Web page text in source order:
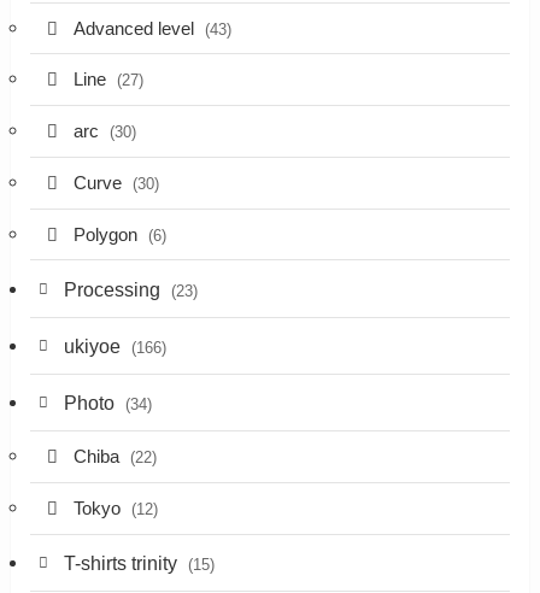
Advanced level (43)
Line (27)
arc (30)
Curve (30)
Polygon (6)
Processing (23)
ukiyoe (166)
Photo (34)
Chiba (22)
Tokyo (12)
T-shirts trinity (15)